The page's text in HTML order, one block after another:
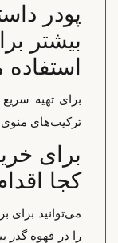
پودر
بیشتر
برای تهیه سریع
ترکیب‌های منوی
برای
کجا
می‌توانید برای
را در قهوه گذر